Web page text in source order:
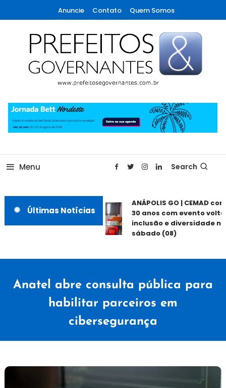
To
Content
Anuncie Contato Quem Somos
Prefeitos & Governantes
Menu Search
Últimas Notícias
ANÁPOLIS GO | CEMAD
30 anos com evento
inclusão e diversidade
sábado (08)
Anatel abre consulta pública para
habilitar parceiros em
cibersegurança